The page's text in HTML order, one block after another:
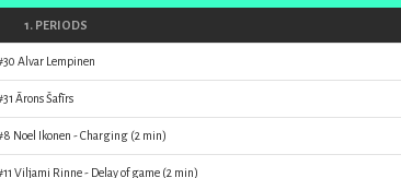
1. PERIODS
Alvar Lempinen
Ārons Šafīrs
Noel Ikonen - Charging (2 min)
Viljami Rinne- Delay of game (2 min)